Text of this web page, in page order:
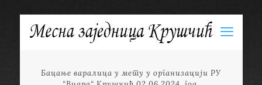
Бацање варалица у мету у организацији РУ